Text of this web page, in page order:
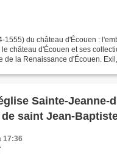
1555) du château d'Écouen :
château d'Écouen et ses
de la Renaissance d'Écouen.
Sainte-Jeanne-
saint Jean-
17:36